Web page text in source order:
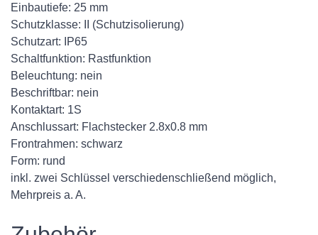
Einbautiefe: 25 mm
Schutzklasse: II (Schutzisolierung)
Schutzart: IP65
Schaltfunktion: Rastfunktion
Beleuchtung: nein
Beschriftbar: nein
Kontaktart: 1S
Anschlussart: Flachstecker 2.8x0.8 mm
Frontrahmen: schwarz
Form: rund
inkl. zwei Schlüssel verschiedenschließend möglich,
Mehrpreis a. A.